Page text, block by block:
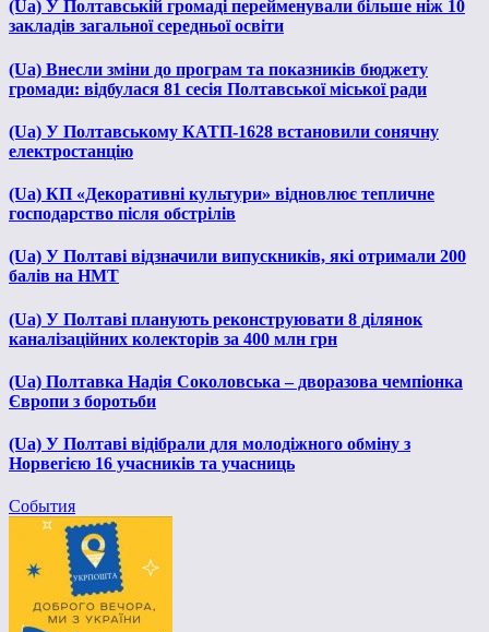
(Ua) У Полтавській громаді перейменували більше ніж 10
закладів загальної середньої освіти
(Ua) Внесли зміни до програм та показників бюджету
громади: відбулася 81 сесія Полтавської міської ради
(Ua) У Полтавському КАТП-1628 встановили сонячну
електростанцію
(Ua) КП «Декоративні культури» відновлює тепличне
господарство після обстрілів
(Ua) У Полтаві відзначили випускників, які отримали 200
балів на НМТ
(Ua) У Полтаві планують реконструювати 8 ділянок
каналізаційних колекторів за 400 млн грн
(Ua) Полтавка Надія Соколовська – дворазова чемпіонка
Європи з боротьби
(Ua) У Полтаві відібрали для молодіжного обміну з
Норвегією 16 учасників та учасниць
События